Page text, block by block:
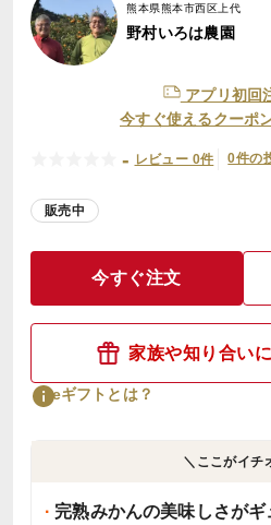
熊本県熊本市西区上代
野村いろは農園
アプリ初回
今すぐ使えるクーポ
- レビュー 0件 0件の
販売中
今すぐ注文
家族や知り合い
eギフトとは？
＼ここがイチ
完熟みかんの美味しさがギ